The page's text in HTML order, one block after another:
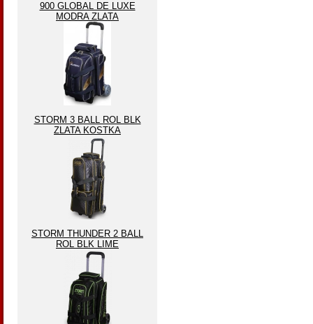
900 GLOBAL DE LUXE
MODRA ZLATA
STORM 3 BALL ROL BLK
ZLATA KOSTKA
STORM THUNDER 2 BALL
ROL BLK LIME